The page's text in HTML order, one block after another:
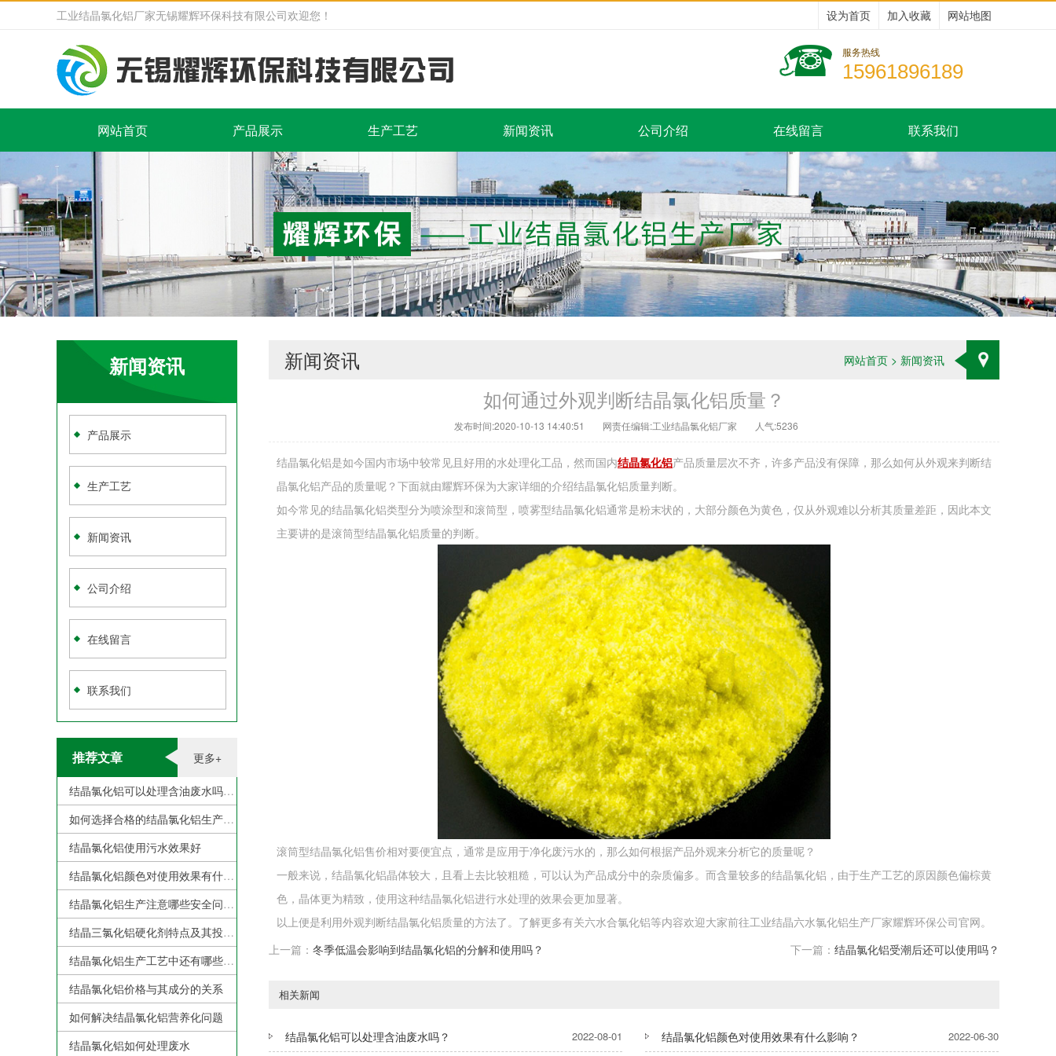
工业结晶氯化铝厂家无锡耀辉环保科技有限公司欢迎您！ 设为首页 加入收藏 网站地图
服务热线
15961896189
网站首页 产品展示 生产工艺 新闻资讯 公司介绍 在线留言 联系我们
新闻资讯
产品展示
生产工艺
新闻资讯
公司介绍
在线留言
联系我们
推荐文章 更多+
结晶氯化铝可以处理含油废水吗？
如何选择合格的结晶氯化铝生产厂家？
结晶氯化铝使用污水效果好
结晶氯化铝颜色对使用效果有什么影响？
结晶氯化铝生产注意哪些安全问题
结晶三氯化铝硬化剂特点及其投加注意事项
结晶氯化铝生产工艺中还有哪些需要克服的地方？
结晶氯化铝价格与其成分的关系
如何解决结晶氯化铝营养化问题
结晶氯化铝如何处理废水
新闻资讯 网站首页 > 新闻资讯
如何通过外观判断结晶氯化铝质量？
发布时间:2020-10-13 14:40:51 网责任编辑:工业结晶氯化铝厂家 人气:5236
结晶氯化铝是如今国内市场中较常见且好用的水处理化工品，然而国内结晶氯化铝产品质量层次不齐，许多产品没有保障，那么如何从外观来判断结
晶氯化铝产品的质量呢？下面就由耀辉环保为大家详细的介绍结晶氯化铝质量判断。
如今常见的结晶氯化铝类型分为喷涂型和滚筒型，喷雾型结晶氯化铝通常是粉末状的，大部分颜色为黄色，仅从外观难以分析其质量差距，因此本文
主要讲的是滚筒型结晶氯化铝质量的判断。
滚筒型结晶氯化铝售价相对要便宜点，通常是应用于净化废污水的，那么如何根据产品外观来分析它的质量呢？
一般来说，结晶氯化铝晶体较大，且看上去比较粗糙，可以认为产品成分中的杂质偏多。而含量较多的结晶氯化铝，由于生产工艺的原因颜色偏棕黄
色，晶体更为精致，使用这种结晶氯化铝进行水处理的效果会更加显著。
以上便是利用外观判断结晶氯化铝质量的方法了。了解更多有关六水合氯化铝等内容欢迎大家前往工业结晶六水氯化铝生产厂家耀辉环保公司官网。
上一篇： 冬季低温会影响到结晶氯化铝的分解和使用吗？ 下一篇： 结晶氯化铝受潮后还可以使用吗？
相关新闻
2022-08-01
结晶氯化铝可以处理含油废水吗？ 2022-06-30
结晶氯化铝颜色对使用效果有什么影响？